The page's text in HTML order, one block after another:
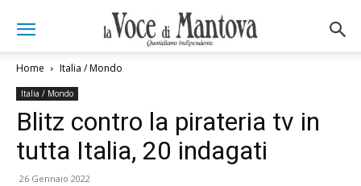
Home Italia / Mondo
Italia / Mondo
Blitz contro la pirateria tv in
tutta Italia, 20 indagati
26 Gennaio 2022